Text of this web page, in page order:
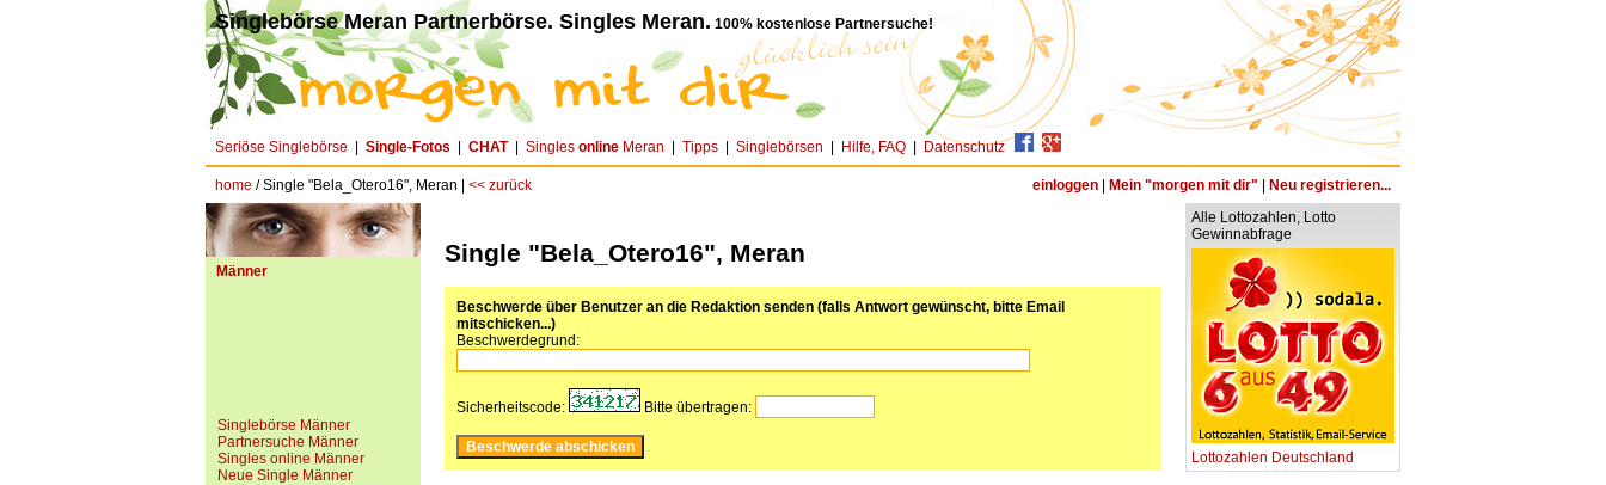
Singlebörse Meran Partnerbörse. Singles Meran. 100% kostenlose Partnersuche!
Seriöse Singlebörse Single-Fotos CHAT| Singles online Meran Tipps Singlebörsen Hilfe, FAQ Datenschutz
home / Single "Bela_Otero16", Meran | << zurück einloggen Mein "morgen mit dir" Neu registrieren...
Männer
Singlebörse Männer
Partnersuche Männer
Singles online Männer
Neue Single Männer
Single "Bela_Otero16", Meran
Beschwerde über Benutzer an die Redaktion senden (falls Antwort gewünscht, bitte Email
mitschicken...)
Beschwerdegrund:
Sicherheitscode: Bitte übertragen:
Alle Lottozahlen, Lotto
Gewinnabfrage
Lottozahlen Deutschland